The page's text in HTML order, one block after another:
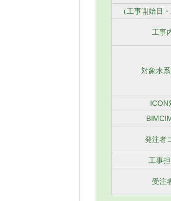
（工事開始日
工事
対象水
ICON
発注者
工事
受注